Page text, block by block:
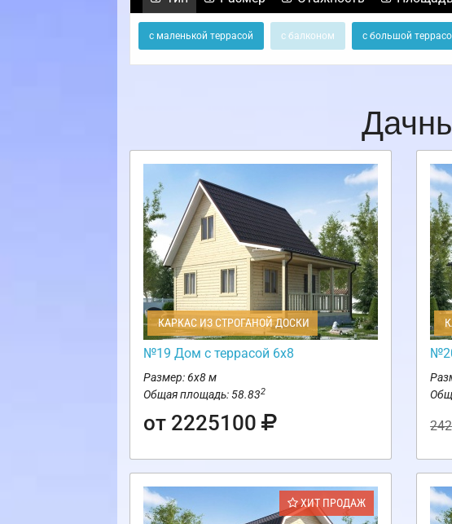
с маленькой террасой с балконом с большой
КАРКАС ИЗ СТРОГАНОЙ ДОСКИ
№19 Дом с террасой 6х8
Размер: 6х8 м
Общая площадь: 58.832
от 2225100
ХИТ ПРОДАЖ